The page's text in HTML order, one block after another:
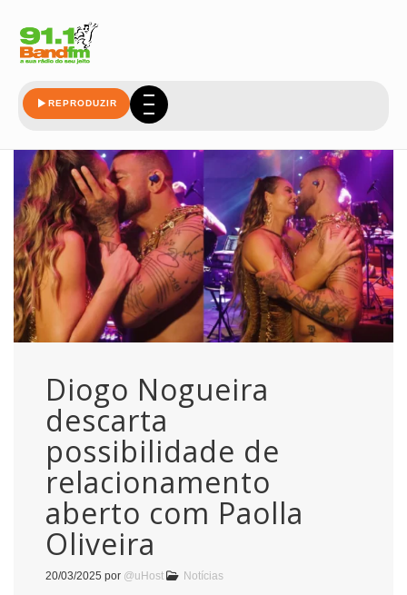
REPRODUZIR
Diogo Nogueira
descarta
possibilidade de
relacionamento
aberto com Paolla
Oliveira
20/03/2025 por @uHost Notícias